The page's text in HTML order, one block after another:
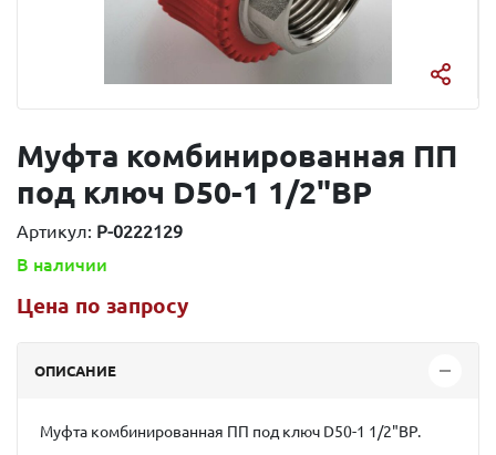
Муфта комбинированная ПП
под ключ D50-1 1/2"BP
Артикул: P-0222129
В наличии
Цена по запросу
ОПИСАНИЕ
Муфта комбинированная ПП под ключ D50-1 1/2"BP.